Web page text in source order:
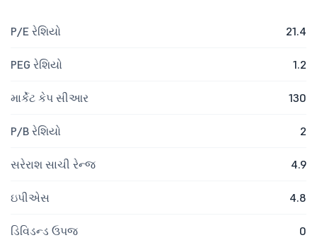
P/E રેશિયો 21.4
PEG રેશિયો 1.2
માર્કેટ કેપ સીઆર 130
P/B રેશિયો 2
સરેરાશ સાચી રેન્જ 4.9
ઇપીએસ 4.8
ડિવિડન્ડ ઉપજ 0